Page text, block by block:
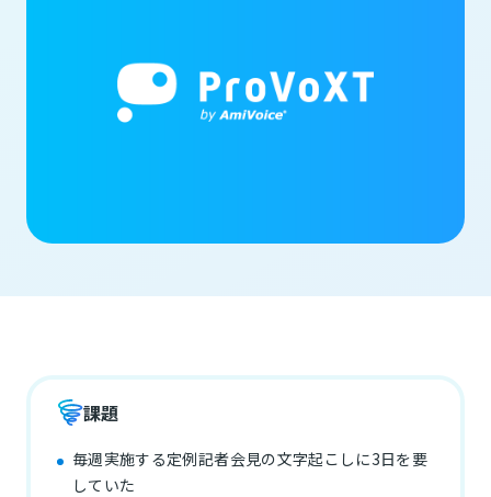
課題
毎週実施する定例記者会見の文字起こしに3日を要
していた